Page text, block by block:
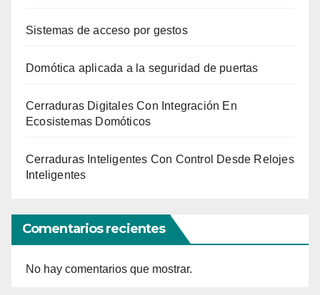
Sistemas de acceso por gestos
Domótica aplicada a la seguridad de puertas
Cerraduras Digitales Con Integración En
Ecosistemas Domóticos
Cerraduras Inteligentes Con Control Desde Relojes
Inteligentes
Comentarios recientes
No hay comentarios que mostrar.